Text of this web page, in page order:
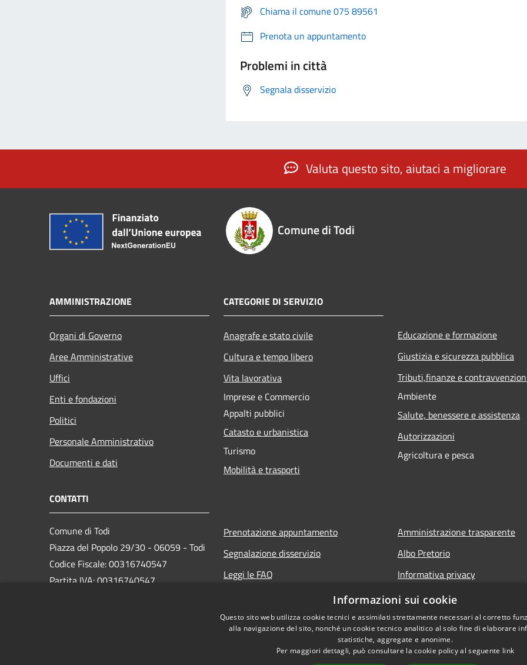
Chiama il comune 075 89561
Prenota un appuntamento
Problemi in città
Segnala disservizio
Valuta questo sito, aiutaci a migliorare
Comune di Todi
AMMINISTRAZIONE
Organi di Governo
Aree Amministrative
Uffici
Enti e fondazioni
Politici
Personale Amministrativo
Documenti e dati
CATEGORIE DI SERVIZIO
Anagrafe e stato civile
Cultura e tempo libero
Vita lavorativa
Imprese e Commercio
Appalti pubblici
Catasto e urbanistica
Turismo
Mobilità e trasporti
Educazione e formazione
Giustizia e sicurezza pubblica
Tributi,finanze e
Ambiente
Salute, benessere e assistenza
Autorizzazioni
Agricoltura e pesca
CONTATTI
Comune di Todi
Piazza del Popolo 29/30 - 06059 - Todi
Codice Fiscale: 00316740547
Partita IVA: 00316740547
Prenotazione appuntamento
Segnalazione disservizio
Leggi le FAQ
Amministrazione trasparente
Albo Pretorio
Informativa privacy
Note legali
Dichiarazione di accessibilità
Informazioni sui cookie
Questo sito web utilizza cookie tecnici e assimilati strettamente necessari al corretto
alla navigazione del sito, nonché un cookie tecnico analitico al solo fine di elaborare
statistiche, aggregate e anonime.
Per maggiori dettagli, può consultare la cookie policy al seguente link